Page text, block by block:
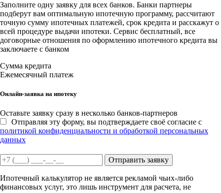
Заполните одну заявку для всех банков. Банки партнеры
подберут вам оптимальную ипотечную программу, рассчитают
точную сумму ипотечных платежей, срок кредита и расскажут о
всей процедуре выдачи ипотеки. Сервис бесплатный, все
договорные отношения по оформлению ипотечного кредита вы
заключаете с банком
Сумма кредита
Ежемесячный платеж
Онлайн-заявка на ипотеку
Оставьте заявку сразу в несколько банков-партнеров
Отправляя эту форму, вы подтверждаете своё согласие с
политикой конфиденциальности и обработкой персональных
данных
Отправить заявку
Ипотечный калькулятор не является рекламой чьих-либо
финансовых услуг, это лишь инструмент для расчета, не